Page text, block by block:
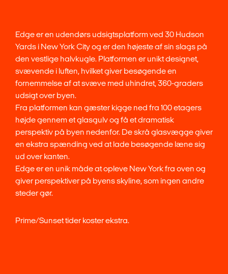
Edge er en udendørs udsigtsplatform ved 30 Hudson
Yards i New York City og er den højeste af sin slags på
den vestlige halvkugle. Platformen er unikt designet,
svævende i luften, hvilket giver besøgende en
fornemmelse af at svæve med uhindret, 360-graders
udsigt over byen.
Fra platformen kan gæster kigge ned fra 100 etagers
højde gennem et glasgulv og få et dramatisk
perspektiv på byen nedenfor. De skrå glasvægge giver
en ekstra spænding ved at lade besøgende læne sig
ud over kanten.
Edge er en unik måde at opleve New York fra oven og
giver perspektiver på byens skyline, som ingen andre
steder gør.
Prime/Sunset tider koster ekstra.